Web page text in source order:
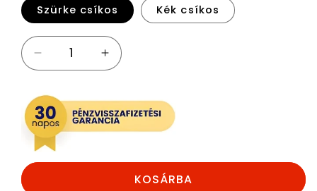
Szürke csíkos Kék csíkos
tároló
mennyiségének
csökkentése
Plüss
tároló
mennyiségének
növelése
KOSÁRBA